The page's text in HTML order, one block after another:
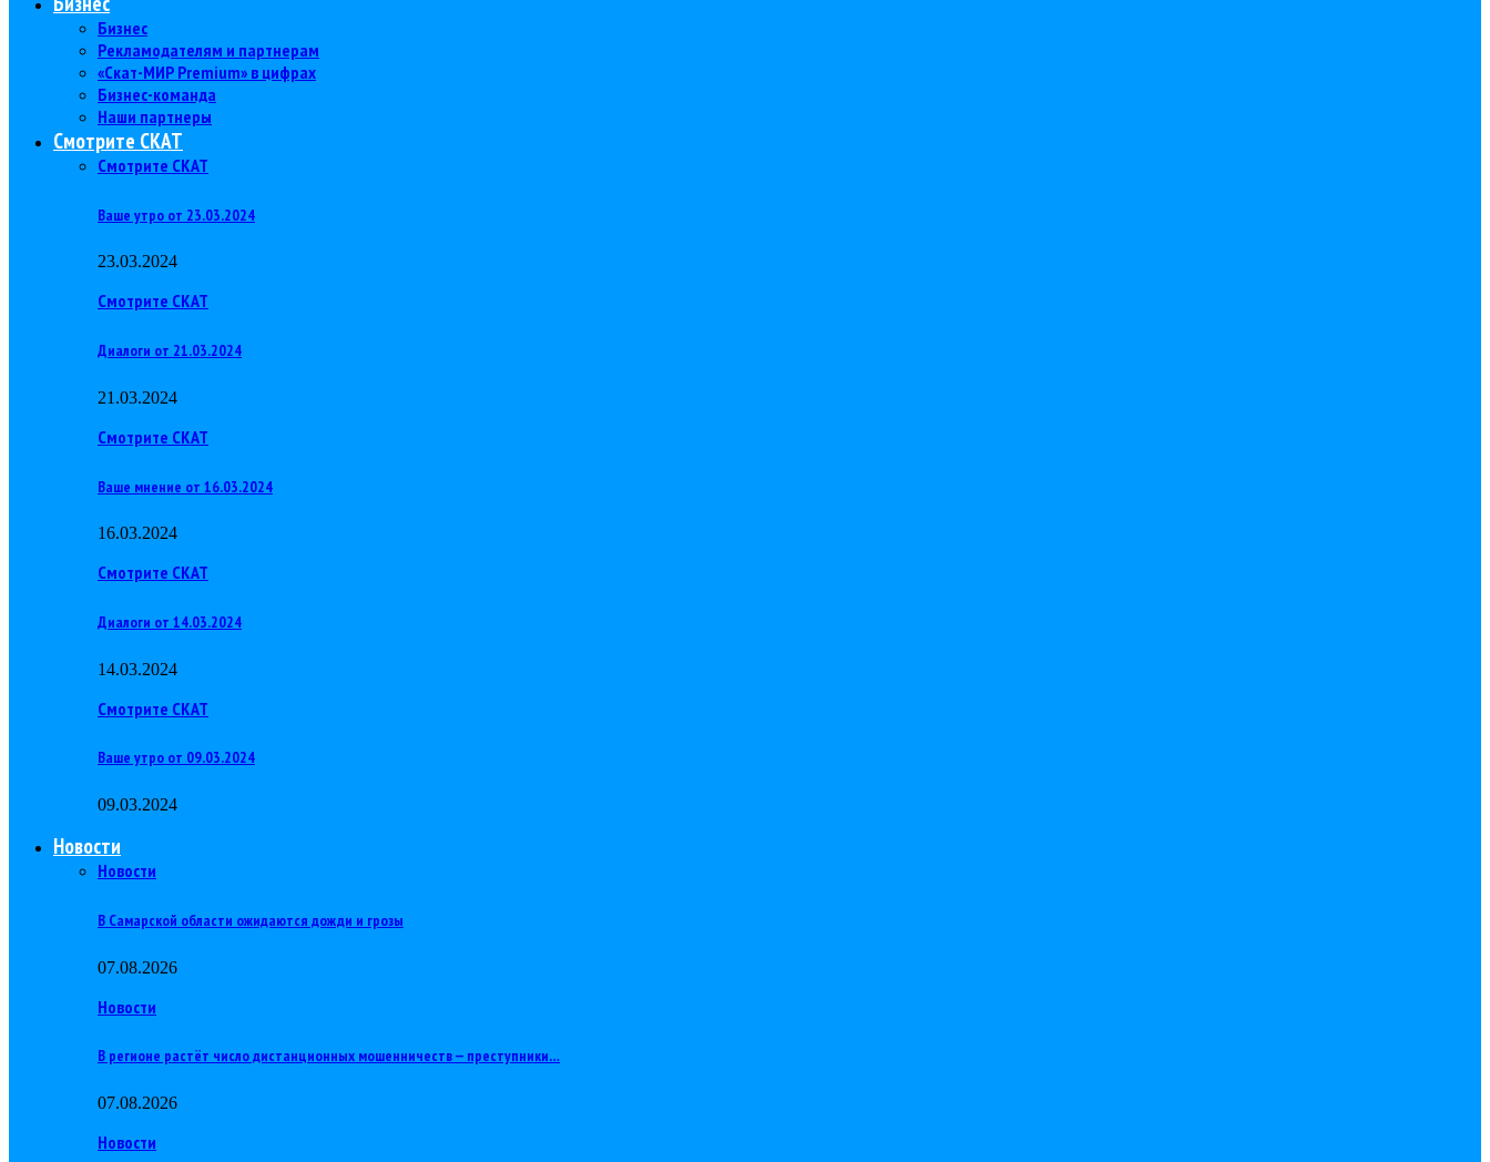
Бизнес
Рекламодателям и партнерам
«Скат-МИР Premium» в цифрах
Бизнес-команда
Наши партнеры
Смотрите СКАТ
Смотрите СКАТ
Ваше утро от 23.03.2024
23.03.2024
Смотрите СКАТ
Диалоги от 21.03.2024
21.03.2024
Смотрите СКАТ
Ваше мнение от 16.03.2024
16.03.2024
Смотрите СКАТ
Диалоги от 14.03.2024
14.03.2024
Смотрите СКАТ
Ваше утро от 09.03.2024
09.03.2024
Новости
Новости
В Самарской области ожидаются дожди и грозы
07.08.2026
Новости
В регионе растёт число дистанционных мошенничеств — преступники…
07.08.2026
Новости